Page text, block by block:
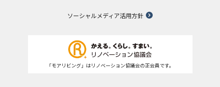
ソーシャルメディア活用方針
「モアリビング」はリノベーション協議会の正会員です。